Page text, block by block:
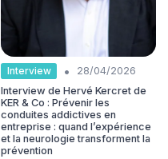
Interview •
28/04/2026
Interview de Hervé Kercret de
KER & Co : Prévenir les
conduites addictives en
entreprise : quand l’expérience
et la neurologie transforment la
prévention